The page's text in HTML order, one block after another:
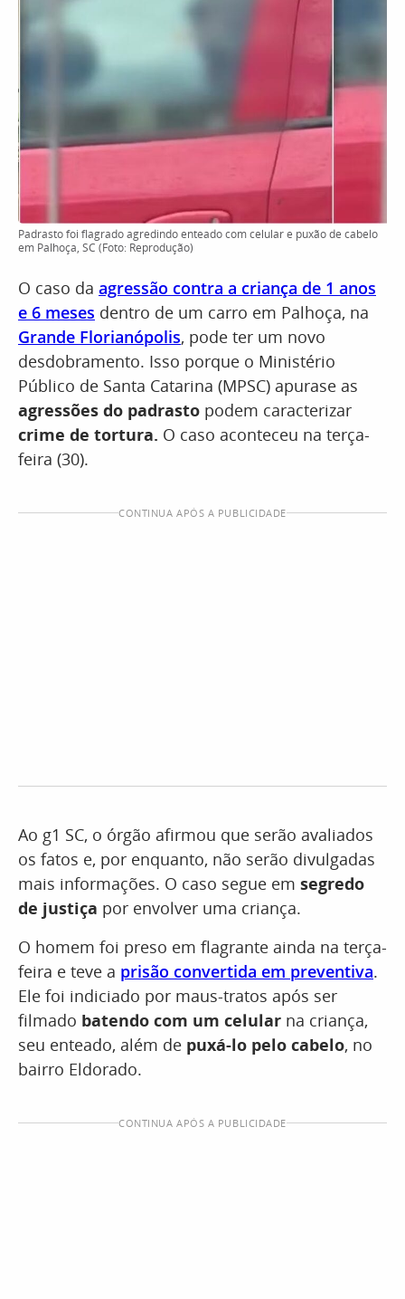
Padrasto foi flagrado agredindo enteado com celular e puxão de cabelo
em Palhoça, SC (Foto: Reprodução)
O caso da agressão contra a criança de 1 anos
e 6 meses dentro de um carro em Palhoça, na
Grande Florianópolis, pode ter um novo
desdobramento. Isso porque o Ministério
Público de Santa Catarina (MPSC) apurase as
agressões do padrasto podem caracterizar
crime de tortura. O caso aconteceu na terça-
feira (30).
CONTINUA APÓS A PUBLICIDADE
Ao g1 SC, o órgão afirmou que serão avaliados
os fatos e, por enquanto, não serão divulgadas
mais informações. O caso segue em segredo
de justiça por envolver uma criança.
O homem foi preso em flagrante ainda na terça-
feira e teve a prisão convertida em preventiva.
Ele foi indiciado por maus-tratos após ser
filmado batendo com um celular na criança,
seu enteado, além de puxá-lo pelo cabelo, no
bairro Eldorado.
CONTINUA APÓS A PUBLICIDADE